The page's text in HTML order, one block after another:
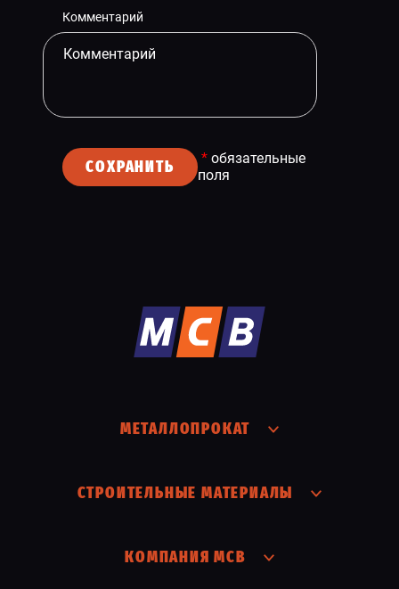
Комментарий
СОХРАНИТЬ * обязательные
поля
МЕТАЛЛОПРОКАТ
СТРОИТЕЛЬНЫЕ МАТЕРИАЛЫ
КОМПАНИЯ МСВ